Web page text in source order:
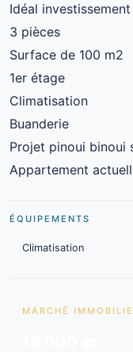
Idéal investissement
3 pièces
Surface de 100 m2
1er étage
Climatisation
Buanderie
Projet pinoui binoui
Appartement
ÉQUIPEMENTS
Climatisation
MARCHÉ